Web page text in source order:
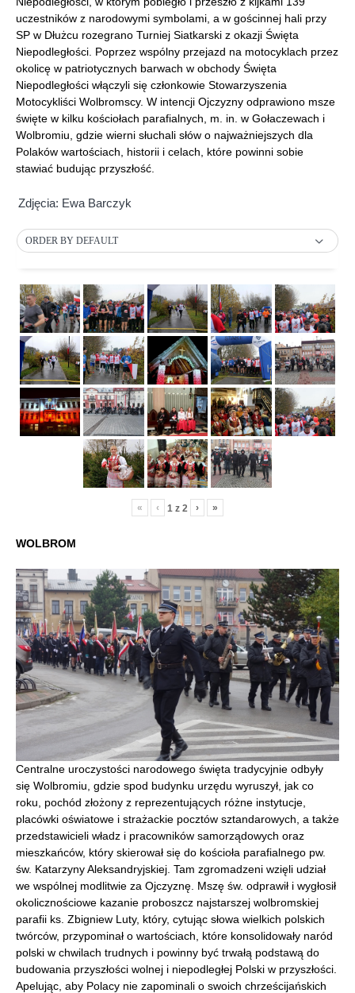
uczestników z narodowymi symbolami, a w gościnnej hali przy
SP w Dłużcu rozegrano Turniej Siatkarski z okazji Święta
Niepodległości. Poprzez wspólny przejazd na motocyklach przez
okolicę w patriotycznych barwach w obchody Święta
Niepodległości włączyli się członkowie Stowarzyszenia
Motocykliści Wolbromscy. W intencji Ojczyzny odprawiono msze
święte w kilku kościołach parafialnych, m. in. w Gołaczewach i
Wolbromiu, gdzie wierni słuchali słów o najważniejszych dla
Polaków wartościach, historii i celach, które powinni sobie
stawiać budując przyszłość.
Zdjęcia: Ewa Barczyk
ORDER BY DEFAULT
« ‹ 1 z 2 › »
WOLBROM
Centralne uroczystości narodowego święta tradycyjnie odbyły
się Wolbromiu, gdzie spod budynku urzędu wyruszył, jak co
roku, pochód złożony z reprezentujących różne instytucje,
placówki oświatowe i strażackie pocztów sztandarowych, a także
przedstawicieli władz i pracowników samorządowych oraz
mieszkańców, który skierował się do kościoła parafialnego pw.
św. Katarzyny Aleksandryjskiej. Tam zgromadzeni wzięli udział
we wspólnej modlitwie za Ojczyznę. Mszę św. odprawił i wygłosił
okolicznościowe kazanie proboszcz najstarszej wolbromskiej
parafii ks. Zbigniew Luty, który, cytując słowa wielkich polskich
twórców, przypominał o wartościach, które konsolidowały naród
polski w chwilach trudnych i powinny być trwałą podstawą do
budowania przyszłości wolnej i niepodległej Polski w przyszłości.
Apelując, aby Polacy nie zapominali o swoich chrześcijańskich